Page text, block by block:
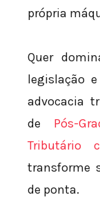
própria
Quer
legislação
advocacia
de Pós-
Tributário
transforme
de ponta.